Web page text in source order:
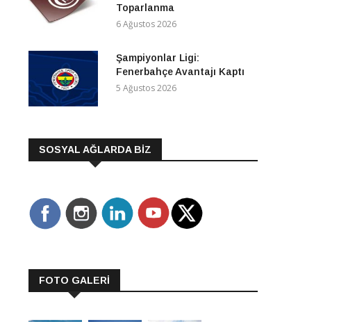
Toparlanma
6 Ağustos 2026
Şampiyonlar Ligi:
Fenerbahçe Avantajı Kaptı
5 Ağustos 2026
SOSYAL AĞLARDA BİZ
FOTO GALERİ